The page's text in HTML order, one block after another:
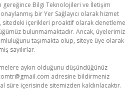
gereğince Bilgi Teknolojileri ve İletişim
bir Yer Sağlayıcı olarak hizmet
sitedeki içerikleri proaktif olarak denetleme
bulunmamaktadır. Ancak, üyelerimiz
taşımakta olup, siteye üye olarak
sayılırlar.
aykırı olduğunu düşündüğünüz
adresine bildirmeniz
süre içerisinde sitemizden kaldırılacaktır.